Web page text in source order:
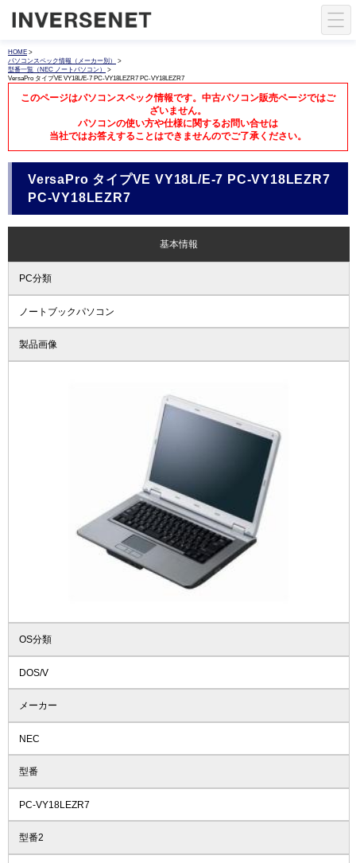
HOME >
パソコンスペック情報（メーカー別）
>
型番一覧（NEC ノートパソコン）
>
VersaPro タイプVE VY18L/E-7 PC-VY18LEZR7 PC-VY18LEZR7
このページはパソコンスペック情報です。中古パソコン販売ページではご
ざいません。
パソコンの使い方や仕様に関するお問い合せは
当社ではお答えすることはできませんのでご了承ください。
VersaPro タイプVE VY18L/E-7 PC-VY18LEZR7
PC-VY18LEZR7
基本情報
PC分類
ノートブックパソコン
製品画像
OS分類
DOS/V
メーカー
NEC
型番
PC-VY18LEZR7
型番2